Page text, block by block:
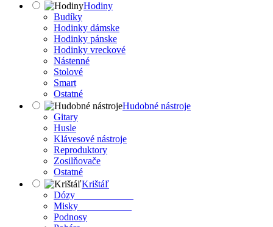
Hodiny
Budíky
Hodinky dámske
Hodinky pánske
Hodinky vreckové
Nástenné
Stolové
Smart
Ostatné
Hudobné nástroje
Gitary
Husle
Klávesové nástroje
Reproduktory
Zosilňovače
Ostatné
Krištáľ
Dózy
Misky
Podnosy